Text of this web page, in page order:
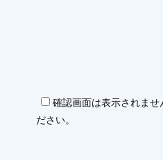
確認画面は表示されませ
ださい。